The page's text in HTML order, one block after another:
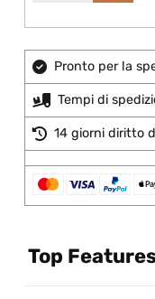
Pronto per la
Tempi di
14 giorni diritto
Top